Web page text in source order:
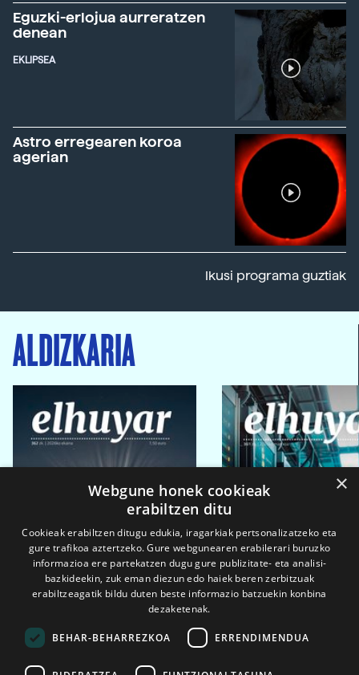
Eguzki-erlojua aurreratzen
denean
EKLIPSEA
Astro erregearen koroa
agerian
Ikusi programa guztiak
ALDIZKARIA
×
Webgune honek cookieak
erabiltzen ditu
Cookieak erabiltzen ditugu edukia, iragarkiak pertsonalizatzeko eta
gure trafikoa aztertzeko. Gure webgunearen erabilerari buruzko
informazioa ere partekatzen dugu gure publizitate- eta analisi-
bazkideekin, zuk eman diezun edo haiek beren zerbitzuak
erabiltzeagatik bildu duten beste informazio batzuekin konbina
dezaketenak.
BEHAR-BEHARREZKOA ERRENDIMENDUA